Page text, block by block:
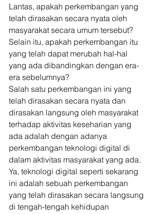
Lantas, apakah perkembangan yang
telah dirasakan secara nyata oleh
masyarakat secara umum tersebut?
Selain itu, apakah perkembangan itu
yang telah dapat merubah hal-hal
yang ada dibandingkan dengan era-
era sebelumnya?
Salah satu perkembangan ini yang
telah dirasakan secara nyata dan
dirasakan langsung oleh masyarakat
terhadap aktivitas keseharian yang
ada adalah dengan adanya
perkembangan teknologi digital di
dalam aktivitas masyarakat yang ada.
Ya, teknologi digital seperti sekarang
ini adalah sebuah perkembangan
yang telah dirasakan secara langsung
di tengah-tengah kehidupan